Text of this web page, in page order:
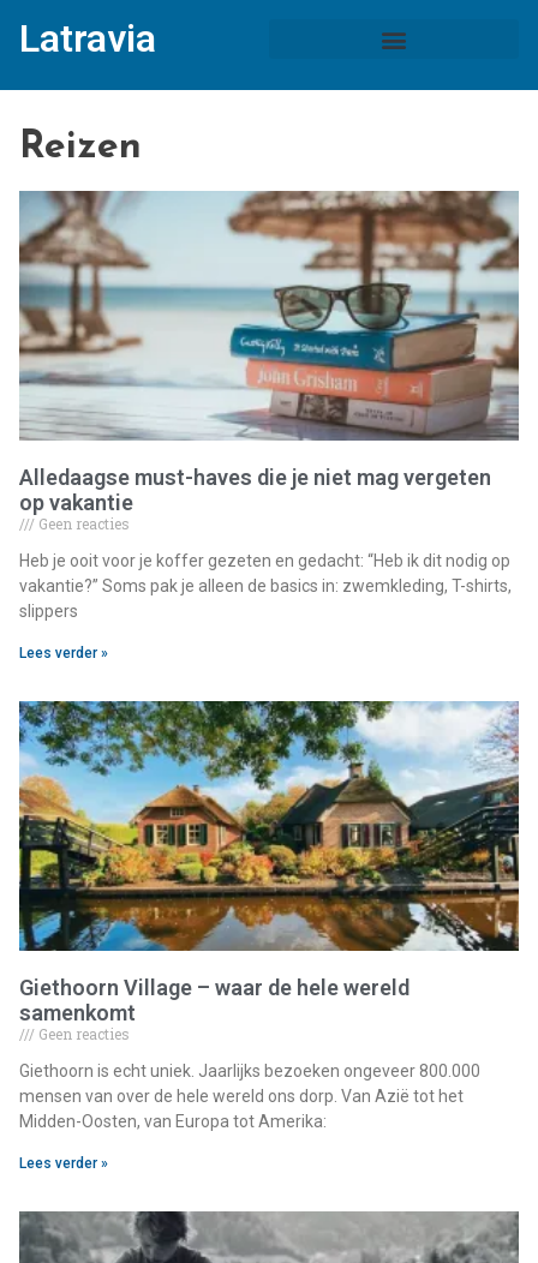
Latravia
Reizen
Alledaagse must-haves die je niet mag vergeten
op vakantie
Geen reacties
Heb je ooit voor je koffer gezeten en gedacht: “Heb ik dit nodig op
vakantie?” Soms pak je alleen de basics in: zwemkleding, T-shirts,
slippers
Lees verder »
Giethoorn Village – waar de hele wereld
samenkomt
Geen reacties
Giethoorn is echt uniek. Jaarlijks bezoeken ongeveer 800.000
mensen van over de hele wereld ons dorp. Van Azië tot het
Midden-Oosten, van Europa tot Amerika:
Lees verder »